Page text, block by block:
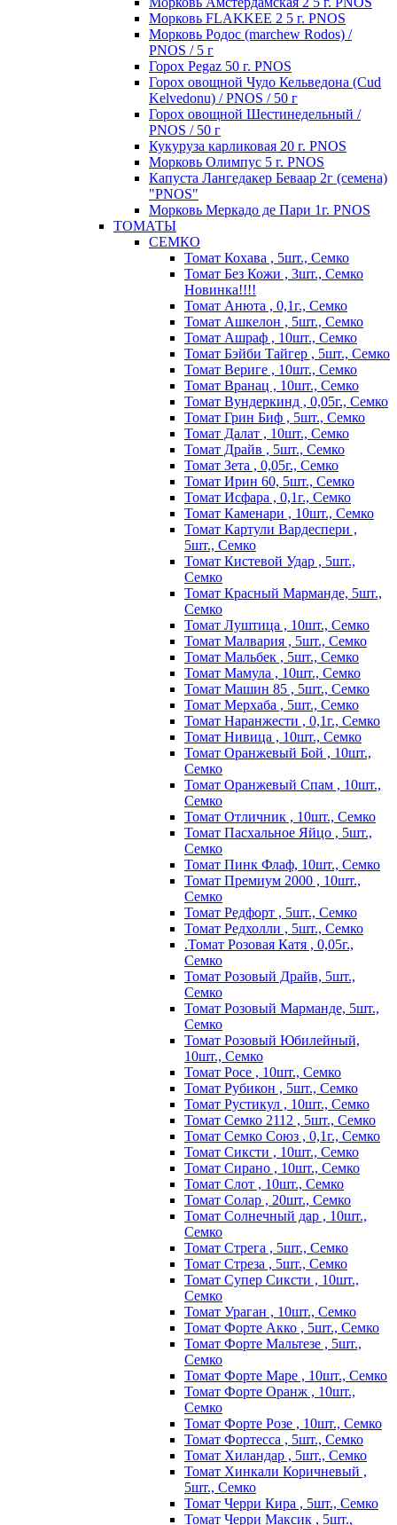
Морковь FLAKKEE 2 5 г. PNOS
Морковь Родос (marchew Rodos) /
PNOS / 5 г
Горох Pegaz 50 г. PNOS
Горох овощной Чудо Кельведона (Cud
Kelvedonu) / PNOS / 50 г
Горох овощной Шестинедельный /
PNOS / 50 г
Кукуруза карликовая 20 г. PNOS
Морковь Олимпус 5 г. PNOS
Капуста Лангедакер Беваар 2г (семена)
"PNOS"
Морковь Меркадо де Пари 1г. PNOS
ТОМАТЫ
СЕМКО
Томат Кохава , 5шт., Семко
Томат Без Кожи , 3шт., Семко
Новинка!!!!
Томат Анюта , 0,1г., Семко
Томат Ашкелон , 5шт., Семко
Томат Ашраф , 10шт., Семко
Томат Бэйби Тайгер , 5шт., Семко
Томат Вериге , 10шт., Семко
Томат Вранац , 10шт., Семко
Томат Вундеркинд , 0,05г., Семко
Томат Грин Биф , 5шт., Семко
Томат Далат , 10шт., Семко
Томат Драйв , 5шт., Семко
Томат Зета , 0,05г., Семко
Томат Ирин 60, 5шт., Семко
Томат Исфара , 0,1г., Семко
Томат Каменари , 10шт., Семко
Томат Картули Вардеспери ,
5шт., Семко
Томат Кистевой Удар , 5шт.,
Семко
Томат Красный Марманде, 5шт.,
Семко
Томат Луштица , 10шт., Семко
Томат Малвария , 5шт., Семко
Томат Мальбек , 5шт., Семко
Томат Мамула , 10шт., Семко
Томат Машин 85 , 5шт., Семко
Томат Мерхаба , 5шт., Семко
Томат Наранжести , 0,1г., Семко
Томат Нивица , 10шт., Семко
Томат Оранжевый Бой , 10шт.,
Семко
Томат Оранжевый Спам , 10шт.,
Семко
Томат Отличник , 10шт., Семко
Томат Пасхальное Яйцо , 5шт.,
Семко
Томат Пинк Флаф, 10шт., Семко
Томат Премиум 2000 , 10шт.,
Семко
Томат Редфорт , 5шт., Семко
Томат Редхолли , 5шт., Семко
.Томат Розовая Катя , 0,05г.,
Семко
Томат Розовый Драйв, 5шт.,
Семко
Томат Розовый Марманде, 5шт.,
Семко
Томат Розовый Юбилейный,
10шт., Семко
Томат Росе , 10шт., Семко
Томат Рубикон , 5шт., Семко
Томат Рустикул , 10шт., Семко
Томат Семко 2112 , 5шт., Семко
Томат Семко Союз , 0,1г., Семко
Томат Сиксти , 10шт., Семко
Томат Сирано , 10шт., Семко
Томат Слот , 10шт., Семко
Томат Солар , 20шт., Семко
Томат Солнечный дар , 10шт.,
Семко
Томат Стрега , 5шт., Семко
Томат Стреза , 5шт., Семко
Томат Супер Сиксти , 10шт.,
Семко
Томат Ураган , 10шт., Семко
Томат Форте Акко , 5шт., Семко
Томат Форте Мальтезе , 5шт.,
Семко
Томат Форте Маре , 10шт., Семко
Томат Форте Оранж , 10шт.,
Семко
Томат Форте Розе , 10шт., Семко
Томат Фортесса , 5шт., Семко
Томат Хиландар , 5шт., Семко
Томат Хинкали Коричневый ,
5шт., Семко
Томат Черри Кира , 5шт., Семко
Томат Черри Максик , 5шт.,